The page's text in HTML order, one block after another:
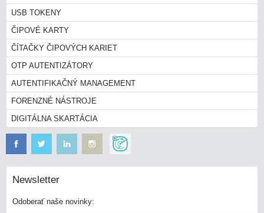
USB TOKENY
ČIPOVÉ KARTY
ČÍTAČKY ČIPOVÝCH KARIET
OTP AUTENTIZÁTORY
AUTENTIFIKAČNÝ MANAGEMENT
FORENZNÉ NÁSTROJE
DIGITÁLNA SKARTÁCIA
Newsletter
Odoberať naše novinky: